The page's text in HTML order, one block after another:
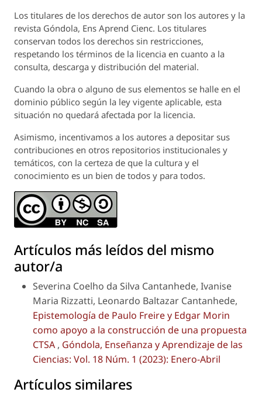
Los titulares de los derechos de autor son los autores y la
revista Góndola, Ens Aprend Cienc. Los titulares
conservan todos los derechos sin restricciones,
respetando los términos de la licencia en cuanto a la
consulta, descarga y distribución del material.
Cuando la obra o alguno de sus elementos se halle en el
dominio público según la ley vigente aplicable, esta
situación no quedará afectada por la licencia.
Asimismo, incentivamos a los autores a depositar sus
contribuciones en otros repositorios institucionales y
temáticos, con la certeza de que la cultura y el
conocimiento es un bien de todos y para todos.
Artículos más leídos del mismo
autor/a
Severina Coelho da Silva Cantanhede, Ivanise
Maria Rizzatti, Leonardo Baltazar Cantanhede,
Epistemología de Paulo Freire y Edgar Morin
como apoyo a la construcción de una propuesta
CTSA , Góndola, Enseñanza y Aprendizaje de las
Ciencias: Vol. 18 Núm. 1 (2023): Enero-Abril
Artículos similares